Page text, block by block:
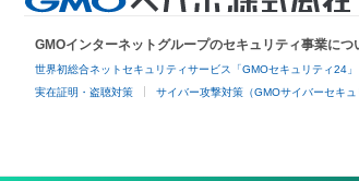
GMOインターネットグループのセキュリティ事業につ
世界初総合ネットセキュリティサービス「GMOセキュリティ24」
実在証明・盗聴対策 サイバー攻撃対策（GMOサイバーセキュ